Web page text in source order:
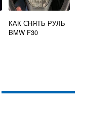
КАК СНЯТЬ РУЛЬ
BMW F30